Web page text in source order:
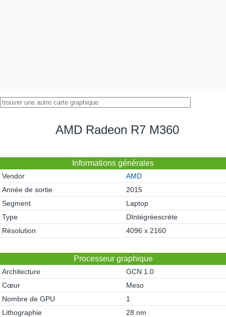
AMD Radeon R7 M360
Informations générales
Vendor
AMD
Année de sortie
2015
Segment
Laptop
Type
DIntégréescrète
Résolution
4096 x 2160
Processeur graphique
Architecture
GCN 1.0
Cœur
Meso
Nombre de GPU
1
Lithographie
28 nm